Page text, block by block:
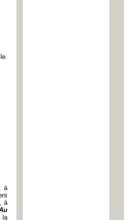
à
à
la